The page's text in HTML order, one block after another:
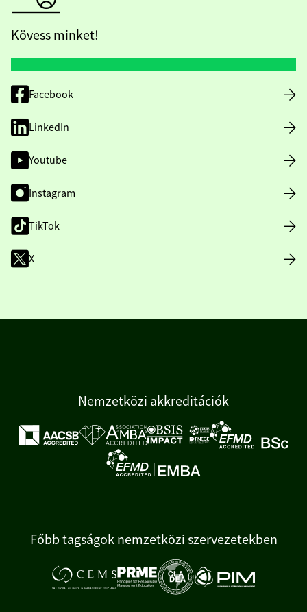
Kövess minket!
Facebook
LinkedIn
Youtube
Instagram
TikTok
X
Nemzetközi akkreditációk
Főbb tagságok nemzetközi szervezetekben